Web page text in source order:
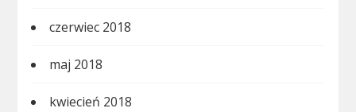
czerwiec 2018
maj 2018
kwiecień 2018